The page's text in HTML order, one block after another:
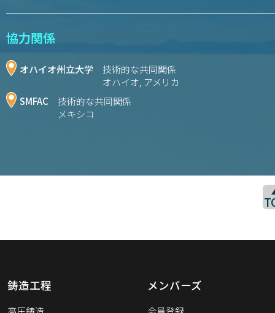
協力関係
オハイオ州立大学
技術的な共同関係
オハイオ, アメリカ
SMFAC
技術的な共同関係
メキシコ
鋳造工程 メンバーズ